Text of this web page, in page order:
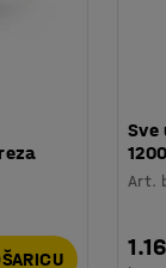
Sve
Art.